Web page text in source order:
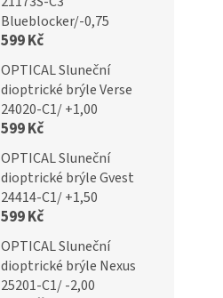
Blueblocker/-0,75
599 Kč
OPTICAL Sluneční
dioptrické brýle Verse
24020-C1/ +1,00
599 Kč
OPTICAL Sluneční
dioptrické brýle Gvest
24414-C1/ +1,50
599 Kč
OPTICAL Sluneční
dioptrické brýle Nexus
25201-C1/ -2,00